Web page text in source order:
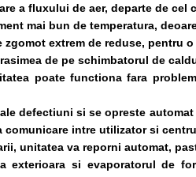
a fluxului de aer, departe de cel
mai bun de temperatura,
extrem de reduse, pentru
de pe schimbatorul de
poate functiona fara
defectiuni si se opreste
intre utilizator si
unitatea va reporni automat,
exterioara si evaporatorul de